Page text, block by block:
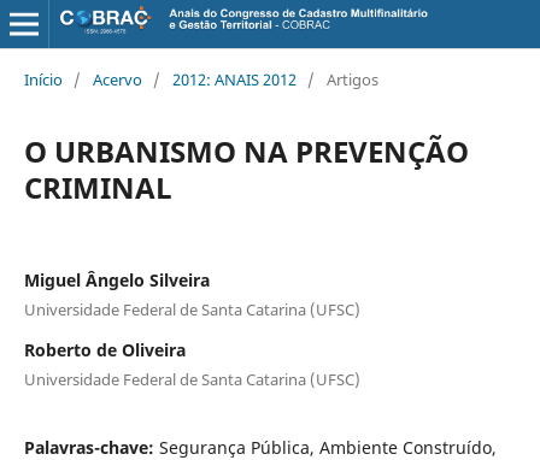
Início / Acervo / 2012: ANAIS 2012 / Artigos
O URBANISMO NA PREVENÇÃO
CRIMINAL
Miguel Ângelo Silveira
Universidade Federal de Santa Catarina (UFSC)
Roberto de Oliveira
Universidade Federal de Santa Catarina (UFSC)
Palavras-chave: Segurança Pública, Ambiente Construído,